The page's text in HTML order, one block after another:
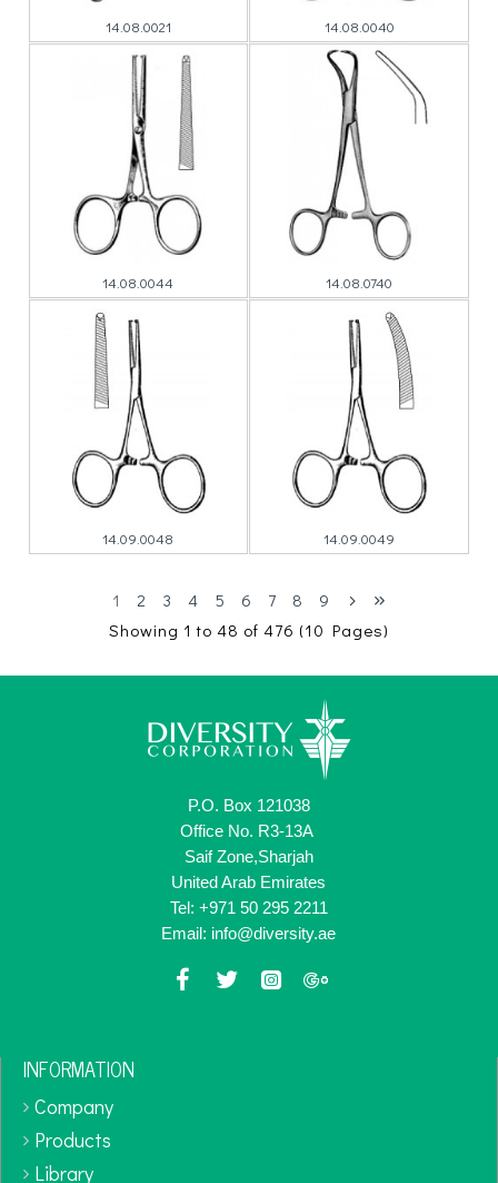
14.08.0021 14.08.0040
14.08.0044 14.08.0740
14.09.0048 14.09.0049
1 2 3 4 5 6 7 8
9
Showing 1 to 48 of 476 (10 Pages)
P.O. Box 121038
Office No. R3-13A
Saif Zone,Sharjah
United Arab Emirates
Tel: +971 50 295 2211
Email: info@diversity.ae
INFORMATION
Company
Products
Library